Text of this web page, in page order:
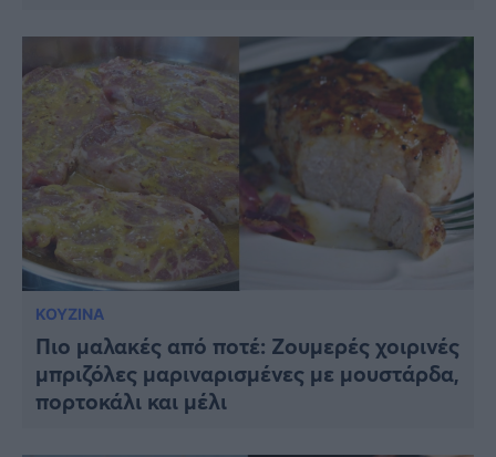
ΚΟΥΖΙΝΑ
Πιο μαλακές από ποτέ: Ζουμερές χοιρινές
μπριζόλες μαριναρισμένες με μουστάρδα,
πορτοκάλι και μέλι